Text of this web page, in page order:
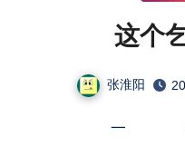
这个
张淮阳
一 这